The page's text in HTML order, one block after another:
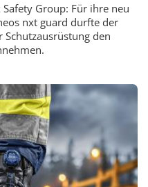
Group: Für ihre neu
nxt guard durfte der
den